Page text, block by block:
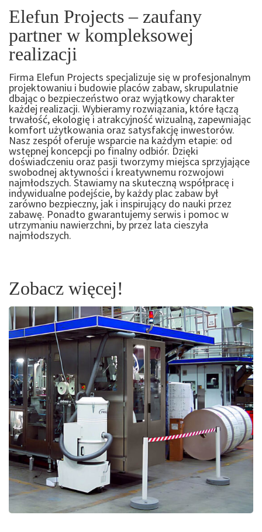
Elefun Projects – zaufany
partner w kompleksowej
realizacji
Firma Elefun Projects specjalizuje się w profesjonalnym
projektowaniu i budowie placów zabaw, skrupulatnie
dbając o bezpieczeństwo oraz wyjątkowy charakter
każdej realizacji. Wybieramy rozwiązania, które łączą
trwałość, ekologię i atrakcyjność wizualną, zapewniając
komfort użytkowania oraz satysfakcję inwestorów.
Nasz zespół oferuje wsparcie na każdym etapie: od
wstępnej koncepcji po finalny odbiór. Dzięki
doświadczeniu oraz pasji tworzymy miejsca sprzyjające
swobodnej aktywności i kreatywnemu rozwojowi
najmłodszych. Stawiamy na skuteczną współpracę i
indywidualne podejście, by każdy plac zabaw był
zarówno bezpieczny, jak i inspirujący do nauki przez
zabawę. Ponadto gwarantujemy serwis i pomoc w
utrzymaniu nawierzchni, by przez lata cieszyła
najmłodszych.
Zobacz więcej!